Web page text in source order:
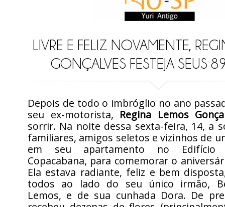
LIVRE E FELIZ NOVAMENTE,
GONÇALVES FESTEJA SEUS
Depois de todo o imbróglio no ano
seu ex-motorista, Regina Lemos
sorrir. Na noite dessa sexta-feira, 14, a
familiares, amigos seletos e vizinhos de
em seu apartamento no Edifício
Copacabana, para comemorar o
Ela estava radiante, feliz e bem
todos ao lado do seu único irmão,
Lemos, e de sua cunhada Dora. De